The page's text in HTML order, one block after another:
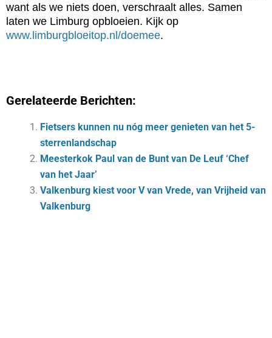
want als we niets doen, verschraalt alles. Samen
laten we Limburg opbloeien. Kijk op
www.limburgbloeitop.nl/doemee.
Gerelateerde Berichten:
Fietsers kunnen nu nóg meer genieten van het 5-
sterrenlandschap
Meesterkok Paul van de Bunt van De Leuf ‘Chef
van het Jaar’
Valkenburg kiest voor V van Vrede, van Vrijheid van
Valkenburg